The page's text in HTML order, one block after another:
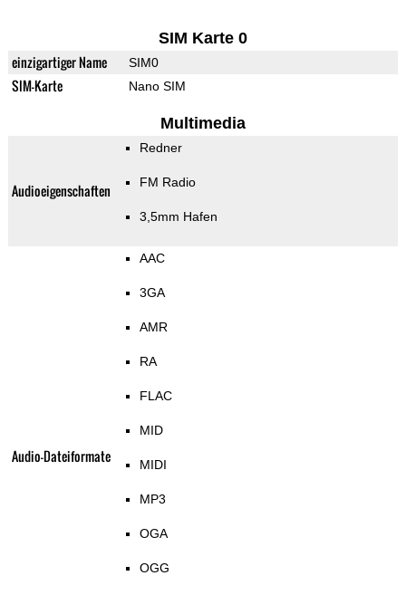
SIM Karte 0
einzigartiger Name SIM0
SIM-Karte Nano SIM
Multimedia
Audioeigenschaften
Redner
FM Radio
3,5mm Hafen
Audio-Dateiformate
AAC
3GA
AMR
RA
FLAC
MID
MIDI
MP3
OGA
OGG